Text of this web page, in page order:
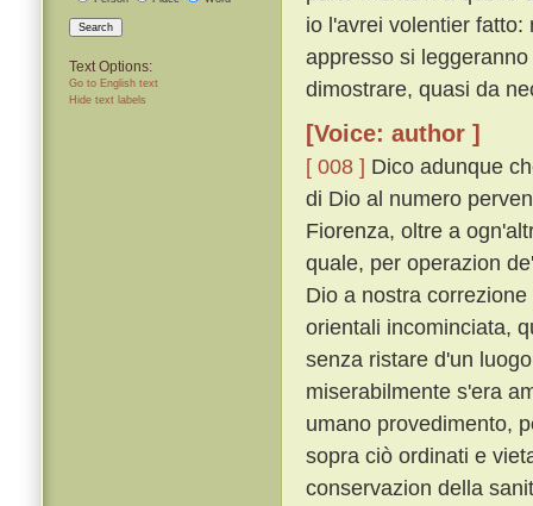
Search
Text Options:
Go to English text
Hide text labels
io l'avrei volentier
appresso si
dimostrare, quasi da
[Voice: author ]
[ 008 ] Dico adunque
di Dio al numero
Fiorenza, oltre a
quale, per operazion
Dio a nostra
orientali incominciata,
senza ristare d'un
miserabilmente s'era
umano provedimento,
sopra ciò ordinati e
conservazion della